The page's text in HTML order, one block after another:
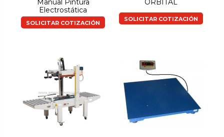
Manual Pintura
Electrostática
SOLICITAR COTIZACIÓN
ORBITAL
SOLICITAR COTIZACIÓN